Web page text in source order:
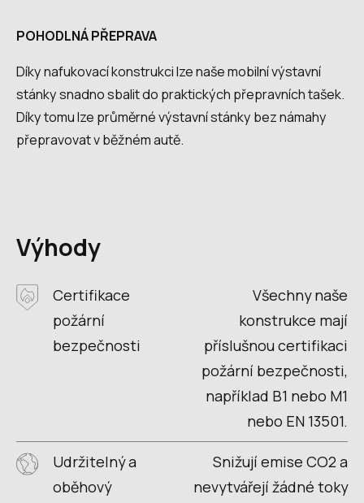
POHODLNÁ PŘEPRAVA
Díky nafukovací konstrukci lze naše mobilní výstavní
stánky snadno sbalit do praktických přepravních tašek.
Díky tomu lze průměrné výstavní stánky bez námahy
přepravovat v běžném autě.
Výhody
Certifikace
požární
bezpečnosti
Všechny naše
konstrukce mají
příslušnou certifikaci
požární bezpečnosti,
například B1 nebo M1
nebo EN 13501.
Udržitelný a
oběhový
Snižují emise CO2 a
nevytvářejí žádné toky